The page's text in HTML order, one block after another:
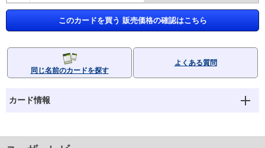
このカードを買う 販売価格の確認はこちら
同じ名前のカードを探す
よくある質問
カード情報